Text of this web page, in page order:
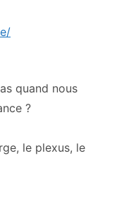
quand nous
?
le plexus, le